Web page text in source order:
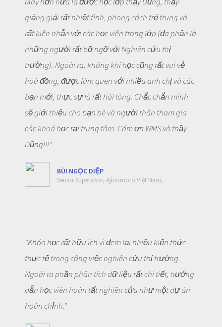
giảng giải rất nhiệt tình, phong cách trẻ trung và
rất kiên nhẫn với các học viên trong lớp (đa phần là
những người rất bỡ ngỡ với Nghiên cứu thị
trường). Ngoài ra, không khí học cũng rất vui vẻ
hoà đồng, được làm quen với nhiều anh chị và các
bạn mới, thực sự là rất hài lòng. Chắc chắn mình
sẽ giới thiệu cho bạn bè và người thân tham gia
các khoá học tại trung tâm. Cám ơn WMS và thầy
Dũng!!!"
BÙI NGỌC DIỆP
Senior Supervisor, Ajinomoto Việt Nam,
"Khóa học rất hữu ích vì đem lại nhiều kiến thức
thực tế trong công việc nghiên cứu thị trường.
Ngoài ra phần phân tích dữ liệu rất chi tiết, hướng
dẫn học viên hoàn tất nghiên cứu như một dự án
hoàn chỉnh."